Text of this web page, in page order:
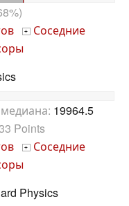
+ Соседние
19964.5
Points
+ Соседние
Physics